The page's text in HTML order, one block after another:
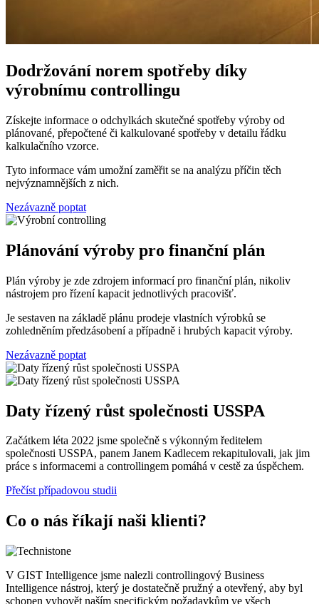
Dodržování norem spotřeby díky
výrobnímu controllingu
Získejte informace o odchylkách skutečné spotřeby výroby od
plánované, přepočtené či kalkulované spotřeby v detailu řádku
kalkulačního vzorce.
Tyto informace vám umožní zaměřit se na analýzu příčin těch
nejvýznamnějších z nich.
Nezávazně poptat
Plánování výroby pro finanční plán
Plán výroby je zde zdrojem informací pro finanční plán, nikoliv
nástrojem pro řízení kapacit jednotlivých pracovišť.
Je sestaven na základě plánu prodeje vlastních výrobků se
zohledněním předzásobení a případně i hrubých kapacit výroby.
Nezávazně poptat
Daty řízený růst společnosti USSPA
Začátkem léta 2022 jsme společně s výkonným ředitelem
společnosti USSPA, panem Janem Kadlecem rekapitulovali, jak jim
práce s informacemi a controllingem pomáhá v cestě za úspěchem.
Přečíst případovou studii
Co o nás říkají naši klienti?
V GIST Intelligence jsme nalezli controllingový Business
Intelligence nástroj, který je dostatečně pružný a otevřený, aby byl
schopen vyhovět naším specifickým požadavkům ve všech